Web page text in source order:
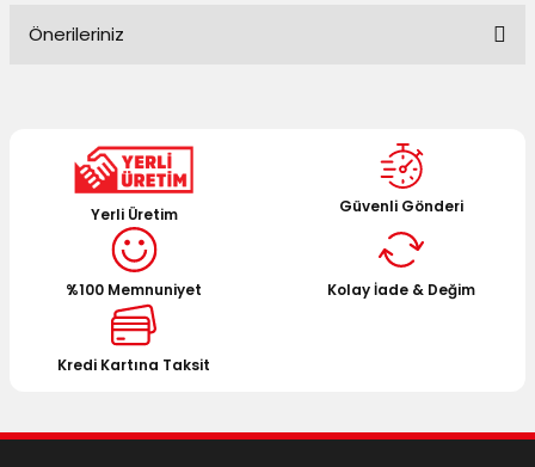
Önerileriniz
kullanarak tarafımıza iletebilirsiniz.
Görüş ve önerileriniz için teşekkür ederiz.
Ürün resmi kalitesiz, bozuk veya görüntülenemiyor.
Ürün açıklamasında eksik bilgiler bulunuyor.
Ürün bilgilerinde hatalar bulunuyor.
Ürün fiyatı diğer sitelerden daha pahalı.
Bu ürüne benzer farklı alternatifler olmalı.
Yerli Üretim Güvenli Gönderi
%100 Memnuniyet Kolay İade & Değim
Kredi Kartına Taksit